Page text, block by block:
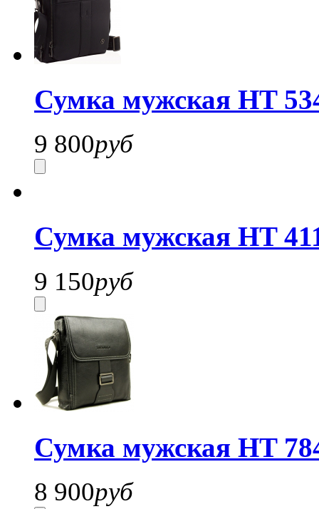
Сумка мужская HT
9 800руб
Сумка мужская HT
9 150руб
Сумка мужская HT
8 900руб